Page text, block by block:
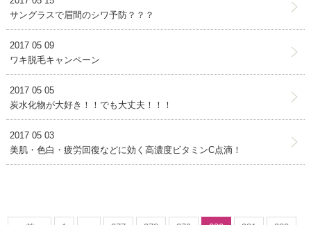
サングラスで眉間のシワ予防？？？
2017 05 09
ワキ脱毛キャンペーン
2017 05 05
炭水化物が大好き！！でも大丈夫！！！
2017 05 03
美肌・色白・疲労回復などに効く高濃度ビタミンC点滴！